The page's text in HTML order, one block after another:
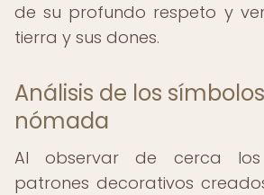
de su profundo respeto y
tierra y sus dones.
Análisis de los
nómada
Al observar de cerca
patrones decorativos